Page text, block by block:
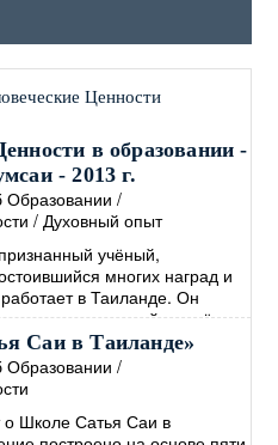
Ценности
в образовании -
- 2013 г.
/
/Духовный опыт
учёный,
многих наград и
в Таиланде. Он
известной во всём
на
В своём выступлении,
в 2013 году, доктор Арт
том, как интегрировать
в образование, а также о
Саи в Таиланде»
/
о Школе Сатья Саи в